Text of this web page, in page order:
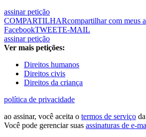
assinar petição
COMPARTILHARcompartilhar com meus
FacebookTWEETE-MAIL
assinar petição
Ver mais petições:
Direitos humanos
Direitos civis
Direitos da criança
política de privacidade
ao assinar, você aceita o termos de serviço
Você pode gerenciar suas assinaturas de e-